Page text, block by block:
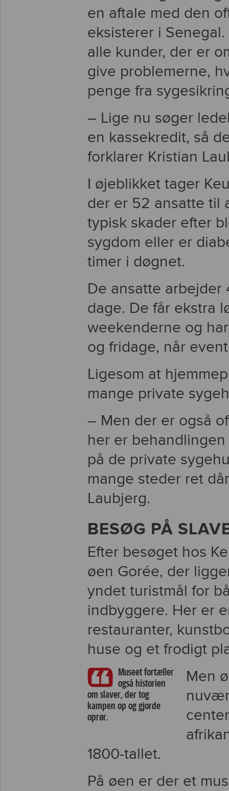
en aftale med den
eksisterer i
alle kunder, der er
give problemerne,
penge fra
– Lige nu søger
en kassekredit, så
forklarer Kristian
I øjeblikket tager
der er 52 ansatte til
typisk skader efter
sygdom eller er
timer i døgnet.
De ansatte
dage. De får ekstra
weekenderne og
og fridage, når
Ligesom at
mange private
– Men der er også
her er
på de private
mange steder ret
Laubjerg.
BESØG PÅ
Efter besøget hos
øen Gorée, der
yndet turistmål for
indbyggere. Her er
restauranter,
huse og et frodigt
Museet fortæller
også historien
om slaver, der tog
kampen op og gjorde
oprør.
Men
1800-tallet.
På øen er der et